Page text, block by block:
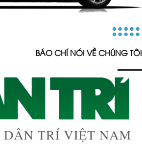
BÁO CHÍ NÓI VỀ CHÚNG TÔI